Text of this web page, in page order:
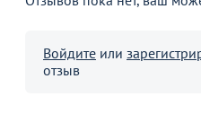
Войдите или
отзыв